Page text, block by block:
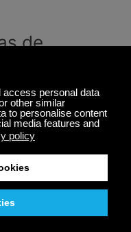
de
de dónde escoger.
de cada estilo de
para leer si está
escuchar Calm
altavoces. Puede
en línea en su